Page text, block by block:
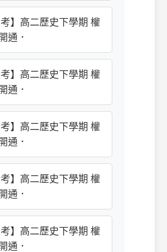
】高二歷史下學期 權
通．
】高二歷史下學期 權
通．
】高二歷史下學期 權
通．
】高二歷史下學期 權
通．
】高二歷史下學期 權
通．